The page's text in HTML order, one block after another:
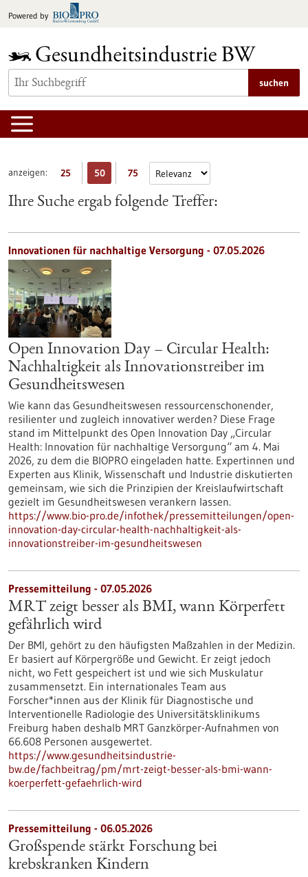
Inhalt
Powered by
suchen
anzeigen: 25 50 75
Ihre Suche ergab folgende Treffer:
Innovationen für nachhaltige Versorgung - 07.05.2026
Open Innovation Day – Circular Health:
Nachhaltigkeit als Innovationstreiber im
Gesundheitswesen
Wie kann das Gesundheitswesen ressourcenschonender,
resilienter und zugleich innovativer werden? Diese Frage
stand im Mittelpunkt des Open Innovation Day „Circular
Health: Innovation für nachhaltige Versorgung“ am 4. Mai
2026, zu dem die BIOPRO eingeladen hatte. Expertinnen und
Experten aus Klinik, Wissenschaft und Industrie diskutierten
gemeinsam, wie sich die Prinzipien der Kreislaufwirtschaft
gezielt im Gesundheitswesen verankern lassen.
https://www.bio-pro.de/infothek/pressemitteilungen/open-
innovation-day-circular-health-nachhaltigkeit-als-
innovationstreiber-im-gesundheitswesen
Pressemitteilung - 07.05.2026
MRT zeigt besser als BMI, wann Körperfett
gefährlich wird
Der BMI, gehört zu den häufigsten Maßzahlen in der Medizin.
Er basiert auf Körpergröße und Gewicht. Er zeigt jedoch
nicht, wo Fett gespeichert ist und wie sich Muskulatur
zusammensetzt. Ein internationales Team aus
Forscher*innen aus der Klinik für Diagnostische und
Interventionelle Radiologie des Universitätsklinikums
Freiburg haben deshalb MRT Ganzkörper-Aufnahmen von
66.608 Personen ausgewertet.
https://www.gesundheitsindustrie-
bw.de/fachbeitrag/pm/mrt-zeigt-besser-als-bmi-wann-
koerperfett-gefaehrlich-wird
Pressemitteilung - 06.05.2026
Großspende stärkt Forschung bei
krebskranken Kindern